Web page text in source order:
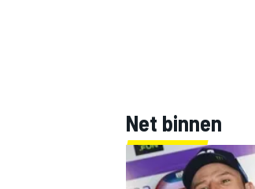
Net binnen